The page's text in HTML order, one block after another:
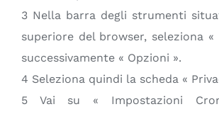
3 Nella barra degli strumenti
superiore del browser, seleziona
successivamente « Opzioni ».
4 Seleziona quindi la scheda «
5 Vai su « Impostazioni